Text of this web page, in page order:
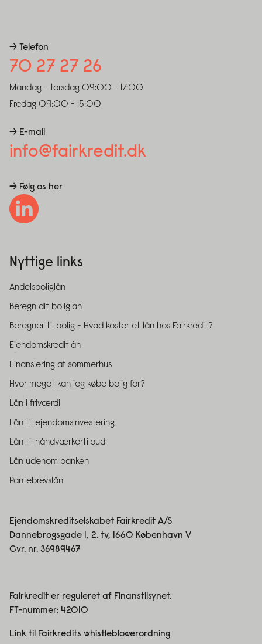
→ Telefon
70 27 27 26
Mandag - torsdag 09:00 - 17:00
Fredag 09:00 - 15:00
→ E-mail
info@fairkredit.dk
→ Følg os her
Nyttige links
Andelsboliglån
Beregn dit boliglån
Beregner til bolig - Hvad koster et lån hos Fairkredit?
Ejendomskreditlån
Finansiering af sommerhus
Hvor meget kan jeg købe bolig for?
Lån i friværdi
Lån til ejendomsinvestering
Lån til håndværkertilbud
Lån udenom banken
Pantebrevslån
Ejendomskreditselskabet Fairkredit A/S
Dannebrogsgade 1, 2. tv, 1660 København V
Cvr. nr. 36989467
Fairkredit er reguleret af Finanstilsynet.
FT-nummer: 42010
Link til Fairkredits whistleblowerordning